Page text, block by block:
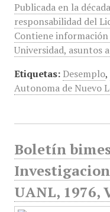
Publicada en la
responsabilidad del
Contiene
Universidad, asuntos
Etiquetas: Desemplo,
Autonoma de Nuevo
Boletín
UANL, 1976,